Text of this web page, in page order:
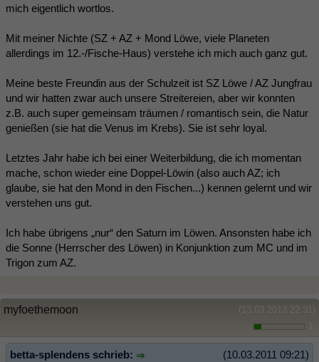
mich eigentlich wortlos.
Mit meiner Nichte (SZ + AZ + Mond Löwe, viele Planeten
allerdings im 12.-/Fische-Haus) verstehe ich mich auch ganz gut.
Meine beste Freundin aus der Schulzeit ist SZ Löwe / AZ Jungfrau
und wir hatten zwar auch unsere Streitereien, aber wir konnten
z.B. auch super gemeinsam träumen / romantisch sein, die Natur
genießen (sie hat die Venus im Krebs). Sie ist sehr loyal.
Letztes Jahr habe ich bei einer Weiterbildung, die ich momentan
mache, schon wieder eine Doppel-Löwin (also auch AZ; ich
glaube, sie hat den Mond in den Fischen...) kennen gelernt und wir
verstehen uns gut.
Ich habe übrigens „nur“ den Saturn im Löwen. Ansonsten habe ich
die Sonne (Herrscher des Löwen) in Konjunktion zum MC und im
Trigon zum AZ.
(13.03.2013 22:31)
myfoethemoon
(10.03.2011 09:21)
betta-splendens schrieb: